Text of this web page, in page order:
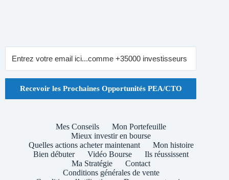
Recevoir les Prochaines Opportunités PEA/CTO
Mes Conseils
Mon Portefeuille
Mieux investir en bourse
Quelles actions acheter maintenant
Mon histoire
Bien débuter
Vidéo Bourse
Ils réussissent
Ma Stratégie
Contact
Conditions générales de vente